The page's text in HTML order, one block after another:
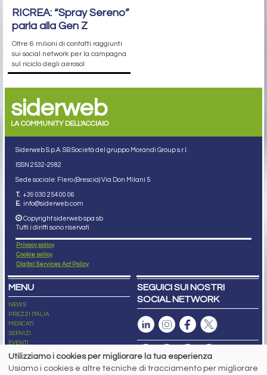
RICREA: “Spray Sereno”
parla alla Gen Z
Oltre 6 milioni di contatti raggiunti
sui social network per la campagna
sul riciclo degli aerosol
siderweb
LA COMMUNITY DELL'ACCIAIO
Siderweb S.p.A. SB Società del gruppo Morandi Group s.r.l.
ISSN 2532-2982
Sede sociale: Flero (Brescia) Via Don Milani 5
T. +39 030 254 00 06
E. info@siderweb.com
Copyright siderweb spa sb
Tutti i diritti sono riservati
Privacy policy
Cookie policy
Digital Services Act Policy
MENU
NEWS
PREZZI ITALIA
MERCATI
SERVIZI
EVENTI
ABBONAMENTI
NEWSLETTER
SEGUICI SUI NOSTRI
SOCIAL NETWORK
Utilizziamo i cookies per migliorare la tua esperienza
Usiamo i cookies e altre tecniche di tracciamento per migliorare